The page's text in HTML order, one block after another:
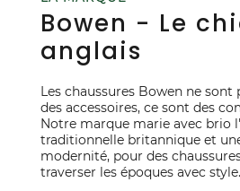
Bowen - Le
anglais
Les chaussures Bowen ne
des accessoires, ce sont des
Notre marque marie avec brio
traditionnelle britannique et
modernité, pour des
traverser les époques avec style.